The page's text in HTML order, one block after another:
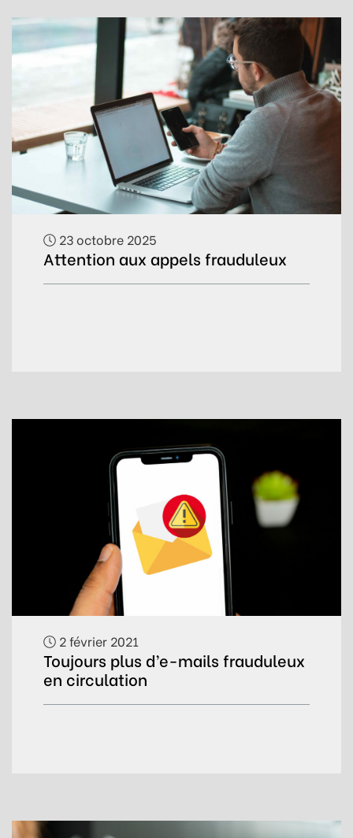
23 octobre 2025
Attention aux appels frauduleux
2 février 2021
Toujours plus d’e-mails frauduleux
en circulation